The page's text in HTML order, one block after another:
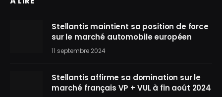
Stellantis maintient sa position de force
sur le marché automobile européen
11 septembre 2024
Stellantis affirme sa domination sur le
marché français VP + VUL à fin août 2024